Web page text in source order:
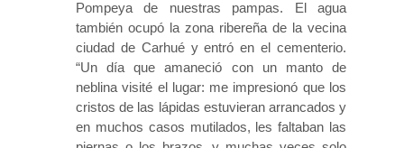
Pompeya de nuestras pampas. El agua
también ocupó la zona ribereña de la vecina
ciudad de Carhué y entró en el cementerio.
“Un día que amaneció con un manto de
neblina visité el lugar: me impresionó que los
cristos de las lápidas estuvieran arrancados y
en muchos casos mutilados, les faltaban las